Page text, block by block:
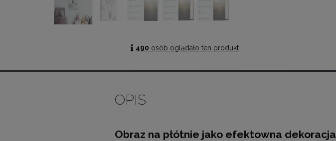
490 osób oglądało ten produkt
OPIS
Obraz na płótnie jako efektowna dekoracja